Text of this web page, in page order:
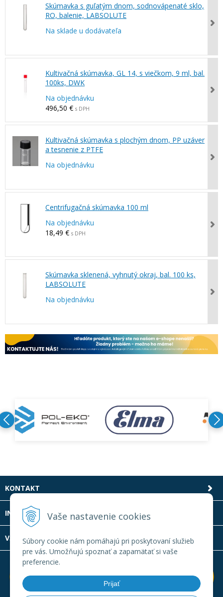
Vaše nastavenie cookies
Súbory cookie nám pomáhajú pri poskytovaní služieb
pre vás. Umožňujú spoznať a zapamätať si vaše
preferencie.
Prijať
Skúmavka s guľatým dnom, sodnovápenaté sklo,
RO, balenie, LABSOLUTE
Na sklade u dodávateľa
Kultivačná skúmavka, GL 14, s viečkom, 9 ml, bal.
100ks, DWK
Na objednávku
496,50 € s DPH
Kultivačná skúmavka s plochým dnom, PP uzáver
a tesnenie z PTFE
Na objednávku
Centrifugačná skúmavka 100 ml
Na objednávku
18,49 € s DPH
Skúmavka sklenená, vyhnutý okraj, bal. 100 ks,
LABSOLUTE
Na objednávku
KONTAKT
INFOLINKA
VŠETKO O NÁKUPE